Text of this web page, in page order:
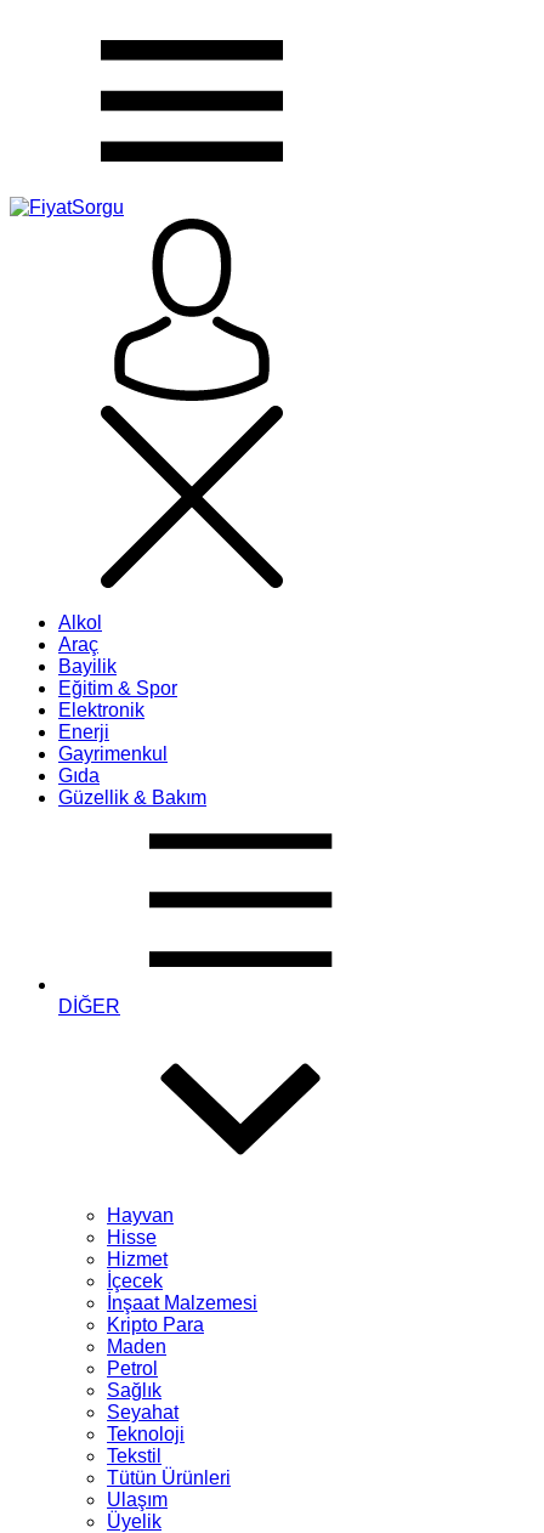
Alkol
Araç
Bayilik
Eğitim & Spor
Elektronik
Enerji
Gayrimenkul
Gıda
Güzellik & Bakım
DİĞER
Hayvan
Hisse
Hizmet
İçecek
İnşaat Malzemesi
Kripto Para
Maden
Petrol
Sağlık
Seyahat
Teknoloji
Tekstil
Tütün Ürünleri
Ulaşım
Üyelik